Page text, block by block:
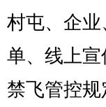
村屯、企
单、线上
禁飞管控